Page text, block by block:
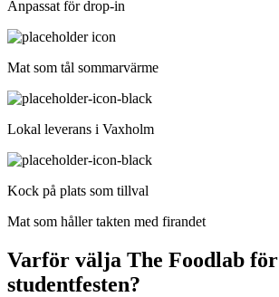
Anpassat för drop-in
Mat som tål sommarvärme
Lokal leverans i Vaxholm
Kock på plats som tillval
Mat som håller takten med firandet
Varför välja The Foodlab för
studentfesten?